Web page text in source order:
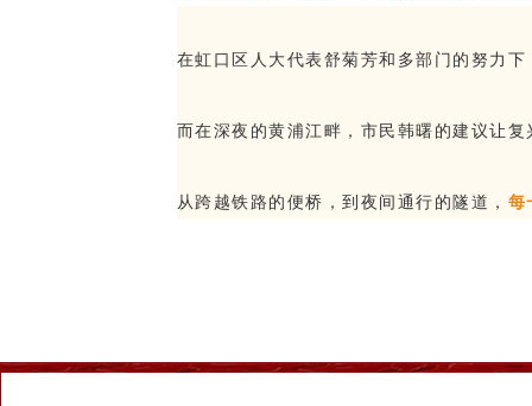
在虹口区人大代表舒菊芳和多部门的努力下
而在深夜的黄浦江畔，市民韩曙的建议让
从跨越铁路的便桥，到夜间通行的隧道， 每